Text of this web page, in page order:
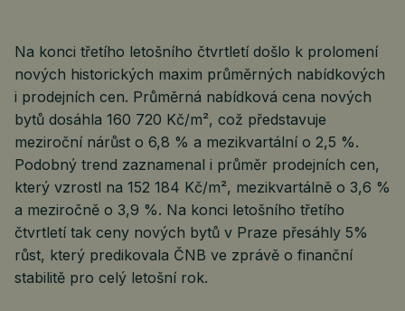
Na konci třetího letošního čtvrtletí došlo k prolomení
nových historických maxim průměrných nabídkových
i prodejních cen. Průměrná nabídková cena nových
bytů dosáhla 160 720 Kč/m², což představuje
meziroční nárůst o 6,8 % a mezikvartální o 2,5 %.
Podobný trend zaznamenal i průměr prodejních cen,
který vzrostl na 152 184 Kč/m², mezikvartálně o 3,6 %
a meziročně o 3,9 %. Na konci letošního třetího
čtvrtletí tak ceny nových bytů v Praze přesáhly 5%
růst, který predikovala ČNB ve zprávě o finanční
stabilitě pro celý letošní rok.